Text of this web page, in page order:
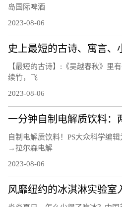
岛国际啤酒
2023-08-06
史上最短的古诗、寓言、
【最短的古诗】:《吴越春秋》里
续竹，飞
2023-08-06
一分钟自制电解质饮料：
自制电解质饮料！PS大众科学编
→拉尔森电解
2023-08-06